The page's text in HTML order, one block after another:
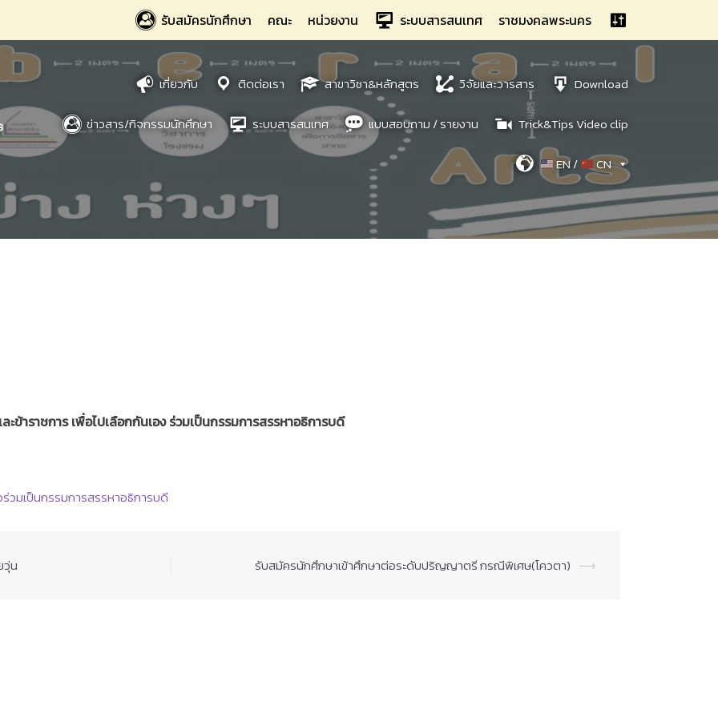
รับสมัครนักศึกษา คณะ หน่วยงาน ระบบสารสนเทศ ราชมงคลพระนคร
เกี่ยวกับ ติดต่อเรา สาขาวิชา&หลักสูตร วิจัยและวารสาร Download
ข่าวสาร/กิจกรรมนักศึกษา ระบบสารสนเทศ แบบสอบถาม / รายงาน Trick&Tips Video clip
EN / CN
ข้าราชการ เพื่อไปเลือกกันเอง ร่วมเป็นกรรมการสรรหาอธิการบดี
วมเป็นกรรมการสรรหาอธิการบดี
วุ่น รับสมัครนักศึกษาเข้าศึกษาต่อระดับปริญญาตรี กรณีพิเศษ(โควตา) ⟶